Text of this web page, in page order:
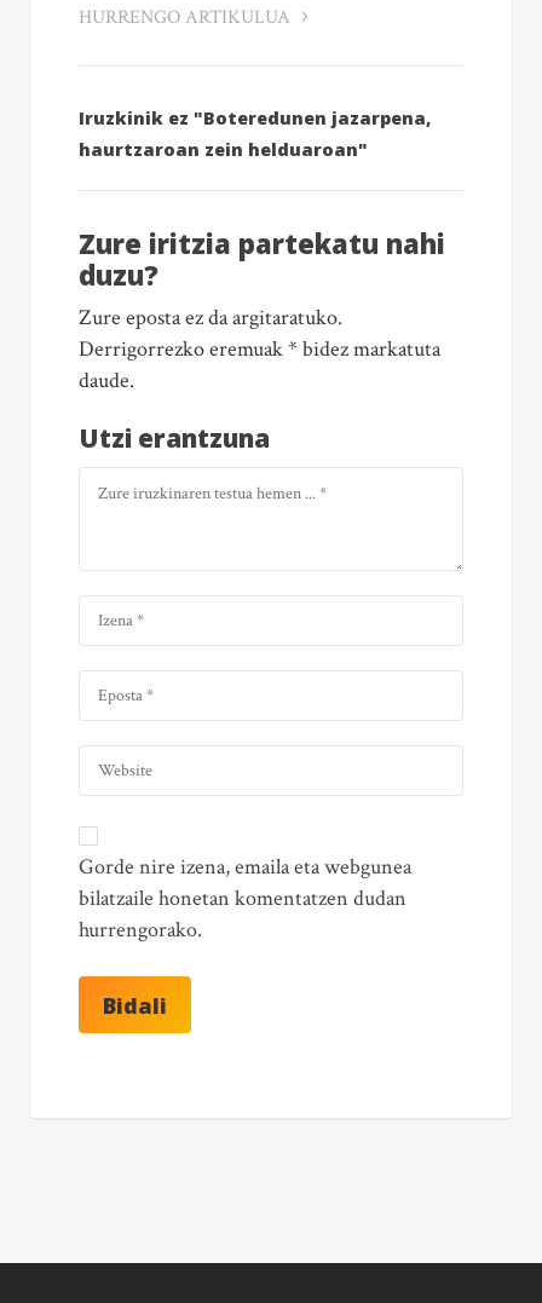
HURRENGO ARTIKULUA
Iruzkinik ez "Boteredunen jazarpena,
haurtzaroan zein helduaroan"
Zure iritzia partekatu nahi
duzu?
Zure eposta ez da argitaratuko.
Derrigorrezko eremuak * bidez markatuta
daude.
Utzi erantzuna
Gorde nire izena, emaila eta webgunea
bilatzaile honetan komentatzen dudan
hurrengorako.